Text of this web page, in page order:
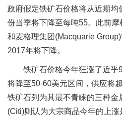
政府假定铁矿石价格将从近期均
份当季将下降至每吨55。此前
和麦格理集团(Macquarie
2017年将下降。
铁矿石价格今年狂涨了近乎
将降至50-60美元区间，供应将
铁矿石列为其最不青睐的三种金
(Citi)则认为大宗商品今年的上涨